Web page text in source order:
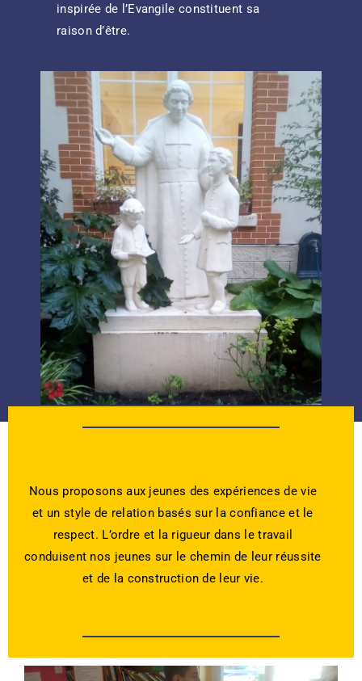
inspirée de l’Evangile constituent sa
raison d’être.
Nous proposons aux jeunes des expériences de vie
et un style de relation basés sur la confiance et le
respect. L’ordre et la rigueur dans le travail
conduisent nos jeunes sur le chemin de leur réussite
et de la construction de leur vie.